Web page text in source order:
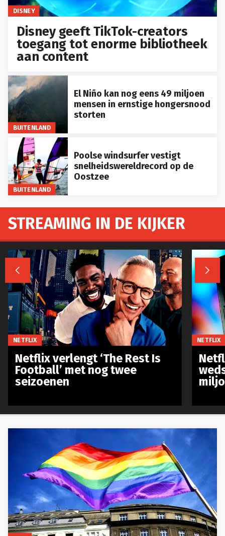
DISNEY
Disney geeft TikTok-creators
toegang tot enorme bibliotheek
aan content
BUITENLAND
El Niño kan nog eens 49 miljoen
mensen in ernstige hongersnood
storten
BUITENLAND
Poolse windsurfer vestigt
snelheidswereldrecord op de
Oostzee
STREAMING IN DE KIJKER
 
NETFLIX
Netflix verlengt ‘The Rest Is
Football’ met nog twee
seizoenen
NETFLIX